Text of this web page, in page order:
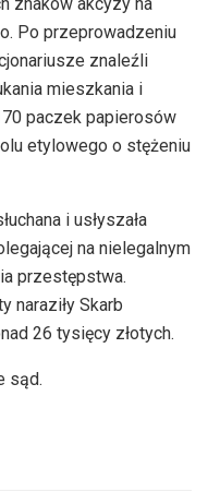
Po przeprowadzeniu
znaleźli
mieszkania i
paczek papierosów
etylowego o stężeniu
i usłyszała
na nielegalnym
przestępstwa.
naraziły Skarb
26 tysięcy złotych.
sąd.